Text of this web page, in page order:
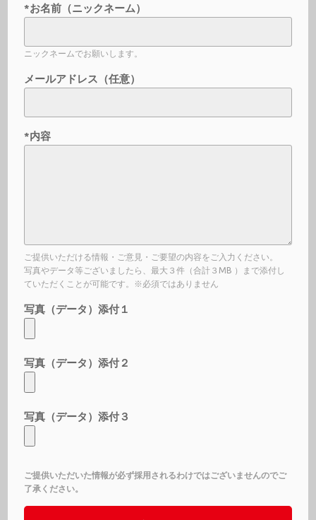
*お名前（ニックネーム）
ニックネームでお願いします。
メールアドレス（任意）
*内容
ご提供いただける情報・ご意見・ご要望の内容をご入力ください。
写真やデータ等ございましたら、最大３件（合計３MB ）まで添付し
ていただくことが可能です。※必須ではありません
写真（データ）添付１
写真（データ）添付２
写真（データ）添付３
ご提供いただいた情報が必ず採用されるわけではございませんのでご
了承ください。